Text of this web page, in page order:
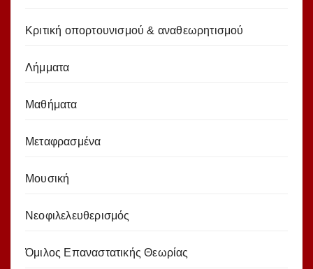
Κριτική οπορτουνισμού & αναθεωρητισμού
Λήμματα
Μαθήματα
Μεταφρασμένα
Μουσική
Νεοφιλελευθερισμός
Όμιλος Επαναστατικής Θεωρίας